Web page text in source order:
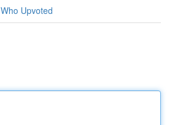
Who Upvoted